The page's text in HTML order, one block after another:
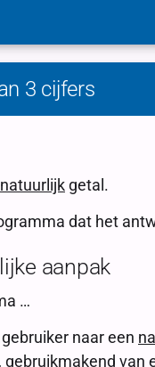
3 cijfers